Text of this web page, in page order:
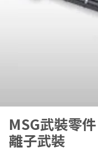
MSG武裝零
離子武裝